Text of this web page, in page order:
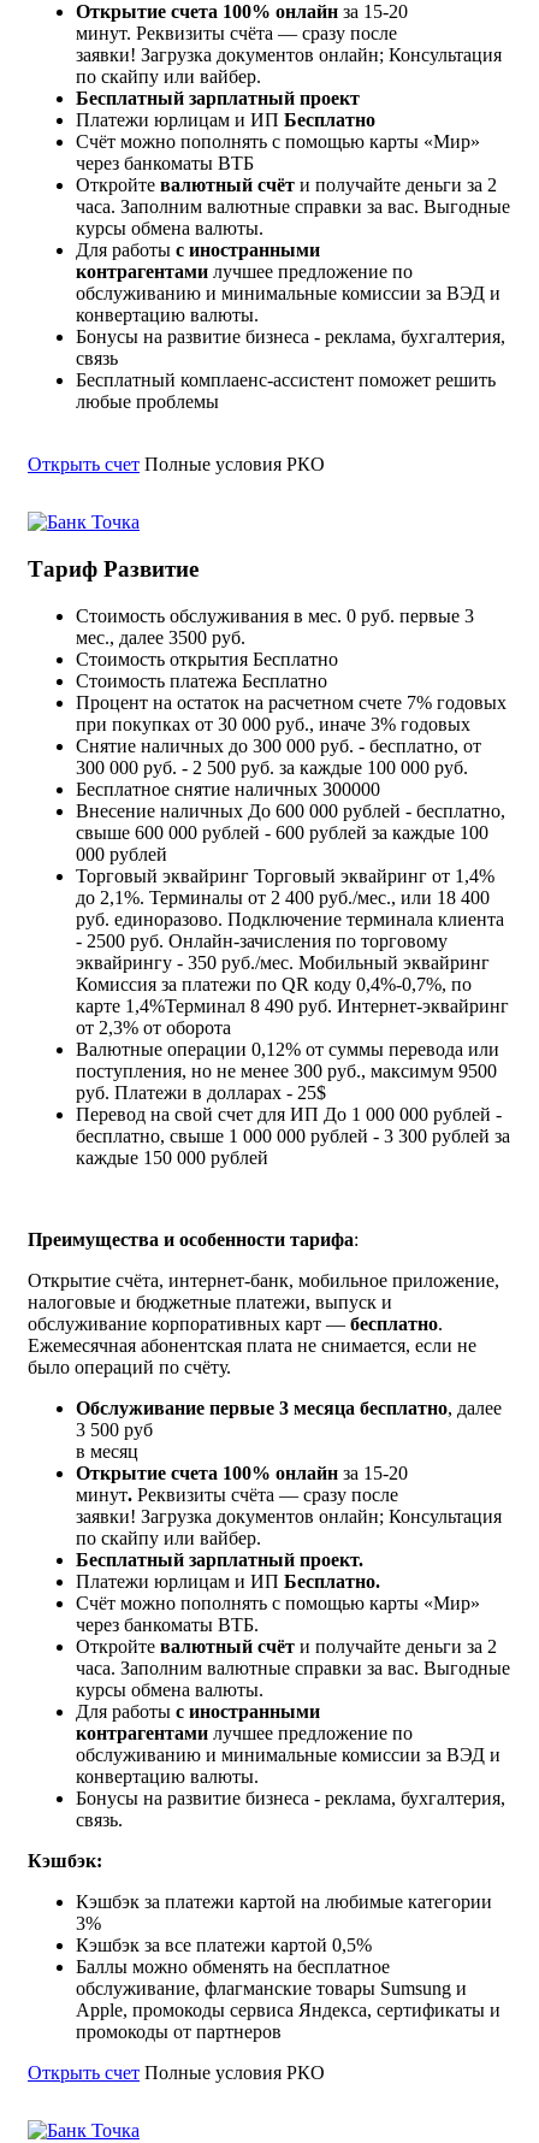
Открытие счета 100% онлайн за 15-20
минут. Реквизиты счёта — сразу после
заявки! Загрузка документов онлайн; Консультация
по скайпу или вайбер.
Бесплатный зарплатный проект
Платежи юрлицам и ИП Бесплатно
Счёт можно пополнять с помощью карты «Мир»
через банкоматы ВТБ
Откройте валютный счёт и получайте деньги за 2
часа. Заполним валютные справки за вас. Выгодные
курсы обмена валюты.
Для работы с иностранными
контрагентами лучшее предложение по
обслуживанию и минимальные комиссии за ВЭД и
конвертацию валюты.
Бонусы на развитие бизнеса - реклама, бухгалтерия,
связь
Бесплатный комплаенс-ассистент поможет решить
любые проблемы
Открыть счет Полные условия РКО
Тариф Развитие
Стоимость обслуживания в мес. 0 руб. первые 3
мес., далее 3500 руб.
Стоимость открытия Бесплатно
Стоимость платежа Бесплатно
Процент на остаток на расчетном счете 7% годовых
при покупках от 30 000 руб., иначе 3% годовых
Снятие наличных до 300 000 руб. - бесплатно, от
300 000 руб. - 2 500 руб. за каждые 100 000 руб.
Бесплатное снятие наличных 300000
Внесение наличных До 600 000 рублей - бесплатно,
свыше 600 000 рублей - 600 рублей за каждые 100
000 рублей
Торговый эквайринг Торговый эквайринг от 1,4%
до 2,1%. Терминалы от 2 400 руб./мес., или 18 400
руб. единоразово. Подключение терминала клиента
- 2500 руб. Онлайн-зачисления по торговому
эквайрингу - 350 руб./мес. Мобильный эквайринг
Комиссия за платежи по QR коду 0,4%-0,7%, по
карте 1,4%Терминал 8 490 руб. Интернет-эквайринг
от 2,3% от оборота
Валютные операции 0,12% от суммы перевода или
поступления, но не менее 300 руб., максимум 9500
руб. Платежи в долларах - 25$
Перевод на свой счет для ИП До 1 000 000 рублей -
бесплатно, свыше 1 000 000 рублей - 3 300 рублей за
каждые 150 000 рублей
Преимущества и особенности тарифа:
Открытие счёта, интернет-банк, мобильное приложение,
налоговые и бюджетные платежи, выпуск и
обслуживание корпоративных карт — бесплатно.
Ежемесячная абонентская плата не снимается, если не
было операций по счёту.
Обслуживание первые 3 месяца бесплатно, далее
3 500 руб
в месяц
Открытие счета 100% онлайн за 15-20
минут. Реквизиты счёта — сразу после
заявки! Загрузка документов онлайн; Консультация
по скайпу или вайбер.
Бесплатный зарплатный проект.
Платежи юрлицам и ИП Бесплатно.
Счёт можно пополнять с помощью карты «Мир»
через банкоматы ВТБ.
Откройте валютный счёт и получайте деньги за 2
часа. Заполним валютные справки за вас. Выгодные
курсы обмена валюты.
Для работы с иностранными
контрагентами лучшее предложение по
обслуживанию и минимальные комиссии за ВЭД и
конвертацию валюты.
Бонусы на развитие бизнеса - реклама, бухгалтерия,
связь.
Кэшбэк:
Кэшбэк за платежи картой на любимые категории
3%
Кэшбэк за все платежи картой 0,5%
Баллы можно обменять на бесплатное
обслуживание, флагманские товары Sumsung и
Apple, промокоды сервиса Яндекса, сертификаты и
промокоды от партнеров
Открыть счет Полные условия РКО